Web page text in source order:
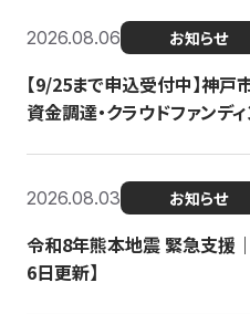
2026.08.06 お知らせ
【9/25まで申込受付中】神戸
資金調達・クラウドファンデ
2026.08.03 お知らせ
令和8年熊本地震 緊急支援
6日更新】